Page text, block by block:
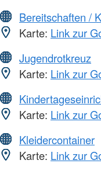
Bereitschaften /
Karte: Link zur
Jugendrotkreuz
Karte: Link zur
Karte: Link zur
Kleidercontainer
Karte: Link zur